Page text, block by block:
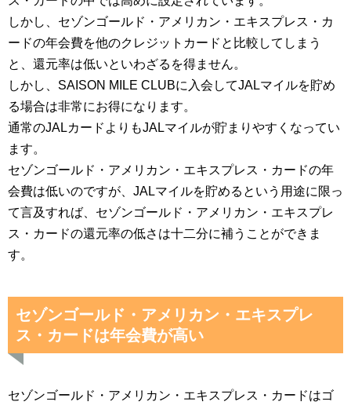
しかし、セゾンゴールド・アメリカン・エキスプレス・カ
ードの年会費を他のクレジットカードと比較してしまう
と、還元率は低いといわざるを得ません。
しかし、SAISON MILE CLUBに入会してJALマイルを貯め
る場合は非常にお得になります。
通常のJALカードよりもJALマイルが貯まりやすくなってい
ます。
セゾンゴールド・アメリカン・エキスプレス・カードの年
会費は低いのですが、JALマイルを貯めるという用途に限っ
て言及すれば、セゾンゴールド・アメリカン・エキスプレ
ス・カードの還元率の低さは十二分に補うことができま
す。
セゾンゴールド・アメリカン・エキスプレ
ス・カードは年会費が高い
セゾンゴールド・アメリカン・エキスプレス・カードはゴ